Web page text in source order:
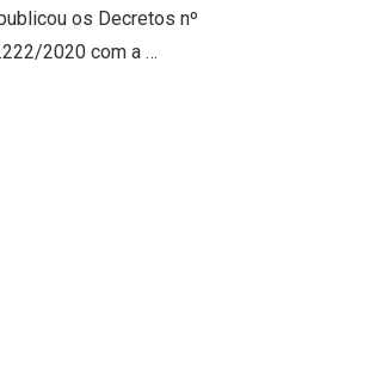
os Decretos nº
2020 com a …